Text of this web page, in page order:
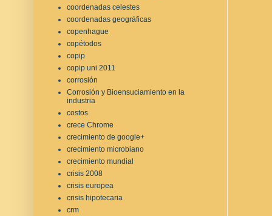
coordenadas celestes
coordenadas geográficas
copenhague
copétodos
copip
copip uni 2011
corrosión
Corrosión y Bioensuciamiento en la
industria
costos
crece Chrome
crecimiento de google+
crecimiento microbiano
crecimiento mundial
crisis 2008
crisis europea
crisis hipotecaria
crm